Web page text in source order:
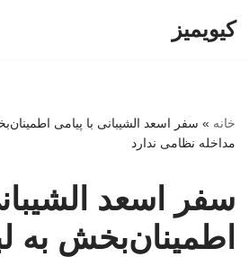
کیویمیز
خانه » سفر اسعد الشیبانی با پیامی
مداخله نظامی ندارد
سفر اسعد
اطمینان‌بخش به